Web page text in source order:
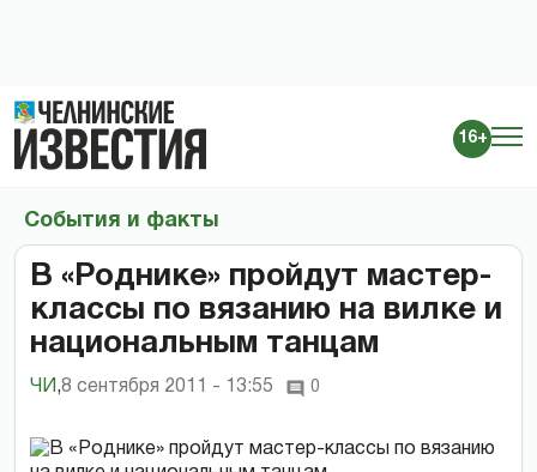
16+
События и факты
В «Роднике» пройдут мастер-
классы по вязанию на вилке и
национальным танцам
ЧИ ,8 сентября 2011 - 13:55 0